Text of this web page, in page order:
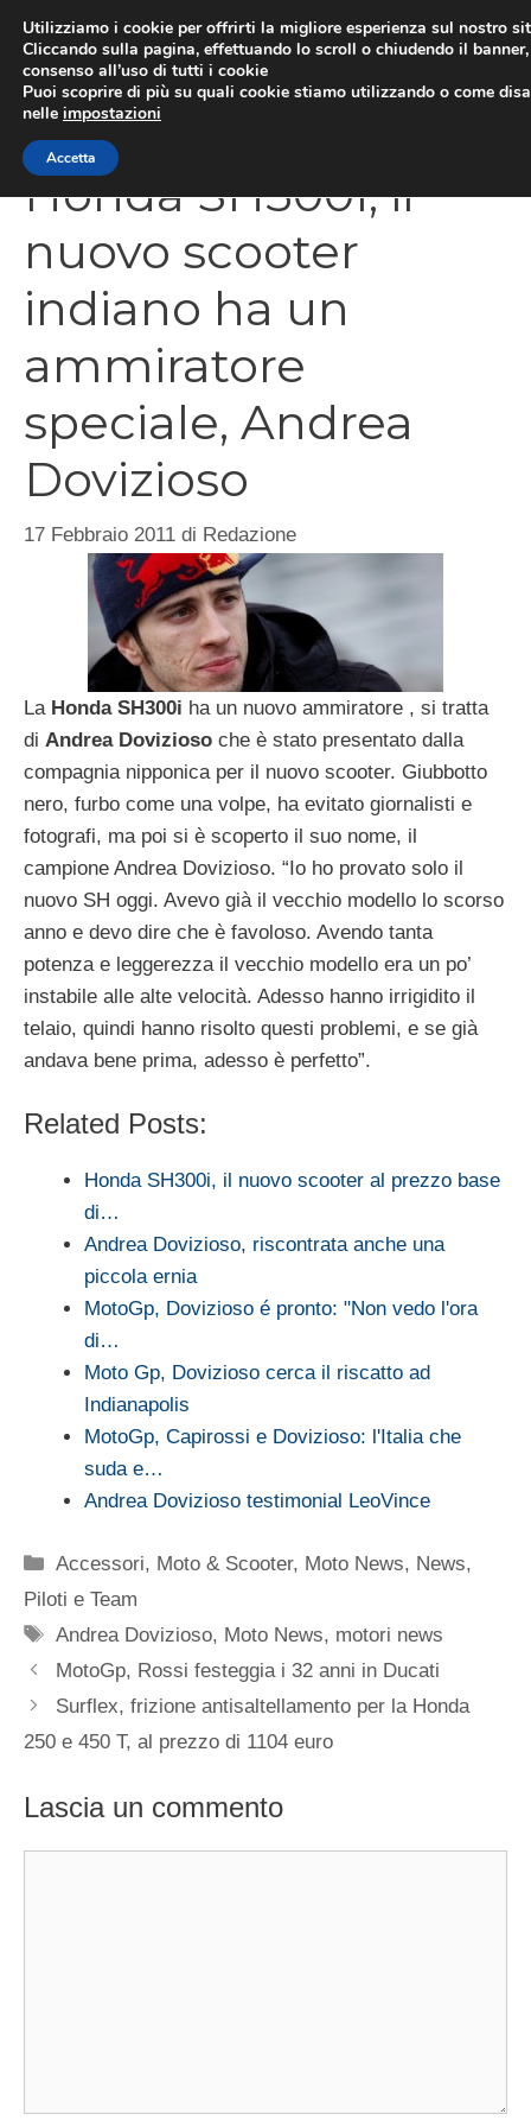
contenuto
Honda SH300I, il
nuovo scooter
indiano ha un
ammiratore
speciale, Andrea
Dovizioso
17 Febbraio 2011 di Redazione
La Honda SH300i ha un nuovo ammiratore , si tratta
di Andrea Dovizioso che è stato presentato dalla
compagnia nipponica per il nuovo scooter. Giubbotto
nero, furbo come una volpe, ha evitato giornalisti e
fotografi, ma poi si è scoperto il suo nome, il
campione Andrea Dovizioso. “Io ho provato solo il
nuovo SH oggi. Avevo già il vecchio modello lo scorso
anno e devo dire che è favoloso. Avendo tanta
potenza e leggerezza il vecchio modello era un po’
instabile alle alte velocità. Adesso hanno irrigidito il
telaio, quindi hanno risolto questi problemi, e se già
andava bene prima, adesso è perfetto”.
Related Posts:
Honda SH300i, il nuovo scooter al prezzo base
di…
Andrea Dovizioso, riscontrata anche una
piccola ernia
MotoGp, Dovizioso é pronto: "Non vedo l'ora
di…
Moto Gp, Dovizioso cerca il riscatto ad
Indianapolis
MotoGp, Capirossi e Dovizioso: l'Italia che
suda e…
Andrea Dovizioso testimonial LeoVince
Categorie
Accessori, Moto & Scooter, Moto News, News,
Piloti e Team
Tag
Andrea Dovizioso, Moto News, motori news
MotoGp, Rossi festeggia i 32 anni in Ducati
Surflex, frizione antisaltellamento per la Honda
250 e 450 T, al prezzo di 1104 euro
Lascia un commento
Utilizziamo i cookie per offrirti la migliore esperienza sul nostro
Cliccando sulla pagina, effettuando lo scroll o chiudendo il
consenso all’uso di tutti i cookie
Puoi scoprire di più su quali cookie stiamo utilizzando o come
nelle impostazioni
Accetta